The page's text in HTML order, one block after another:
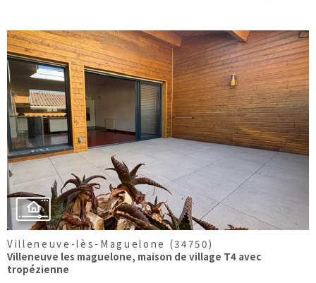
voir le
bien
Villeneuve-lès-Maguelone (34750)
Villeneuve les maguelone, maison de village T4 avec
tropézienne